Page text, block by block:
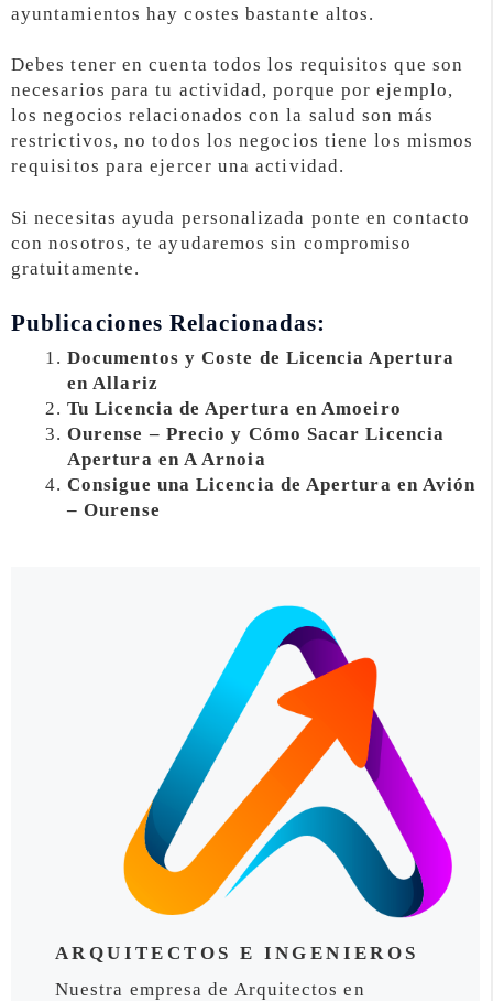
ayuntamientos hay costes bastante altos.
Debes tener en cuenta todos los requisitos que son
necesarios para tu actividad, porque por ejemplo,
los negocios relacionados con la salud son más
restrictivos, no todos los negocios tiene los mismos
requisitos para ejercer una actividad.
Si necesitas ayuda personalizada ponte en contacto
con nosotros, te ayudaremos sin compromiso
gratuitamente.
Publicaciones Relacionadas:
Documentos y Coste de Licencia Apertura
en Allariz
Tu Licencia de Apertura en Amoeiro
Ourense – Precio y Cómo Sacar Licencia
Apertura en A Arnoia
Consigue una Licencia de Apertura en Avión
– Ourense
ARQUITECTOS E INGENIEROS
Nuestra empresa de Arquitectos en